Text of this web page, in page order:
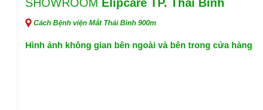
SHOWROOM Elipcare TP. Thái Bình
Cách Bệnh viện Mắt Thái Bình 900m
Hình ảnh không gian bên ngoài và bên trong cửa hàng